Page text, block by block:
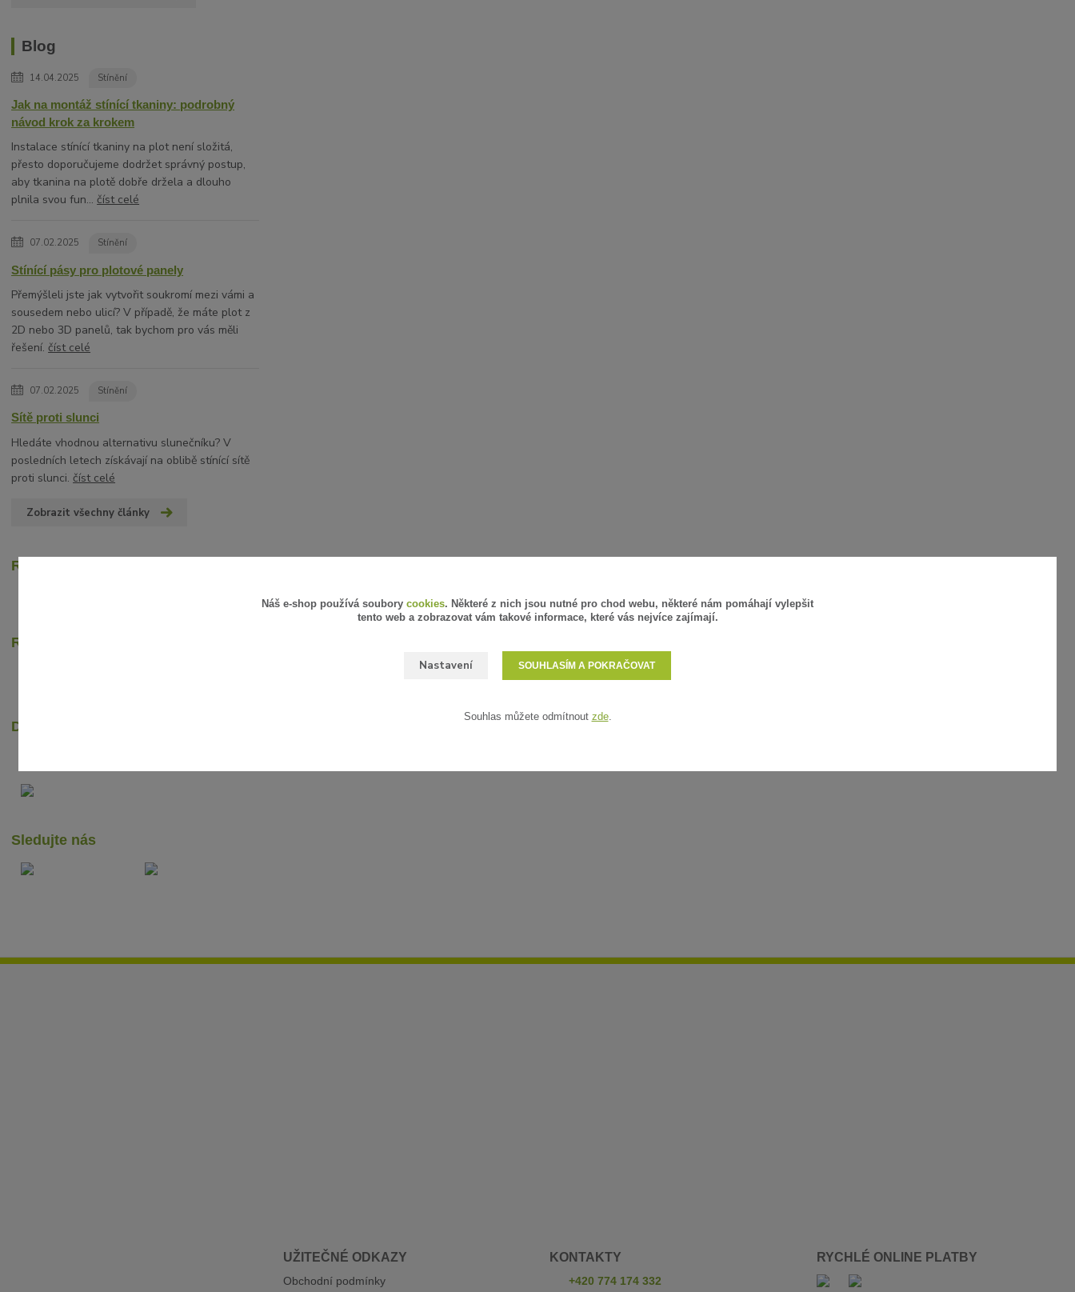
Blog
14.04.2025 Stínění
Jak na montáž stínící tkaniny: podrobný
návod krok za krokem
Instalace stínící tkaniny na plot není složitá,
přesto doporučujeme dodržet správný postup,
aby tkanina na plotě dobře držela a dlouho
plnila svou fun...číst celé
07.02.2025 Stínění
Stínící pásy pro plotové panely
Přemýšleli jste jak vytvořit soukromí mezi vámi a
sousedem nebo ulicí? V případě, že máte plot z
2D nebo 3D panelů, tak bychom pro vás měli
řešení.číst celé
07.02.2025 Stínění
Sítě proti slunci
Hledáte vhodnou alternativu slunečníku? V
posledních letech získávají na oblibě stínící sítě
proti slunci.číst celé
Zobrazit všechny články
Recenze zákazníků
Rychlé online platby
Dopravci
Sledujte nás
UŽITEČNÉ ODKAZY
Obchodní podmínky
KONTAKTY
+420 774 174 332
RYCHLÉ ONLINE PLATBY
Náš e-shop používá soubory cookies. Některé z nich jsou nutné pro chod webu, některé nám pomáhají vylepšit
tento web a zobrazovat vám takové informace, které vás nejvíce zajímají.
Nastavení SOUHLASÍM A POKRAČOVAT
Souhlas můžete odmítnout zde.